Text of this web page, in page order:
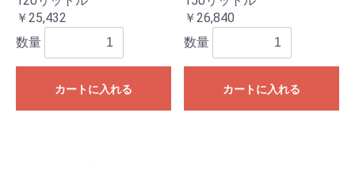
￥25,432
数量
カートに入れる
￥26,840
数量
カートに入れる